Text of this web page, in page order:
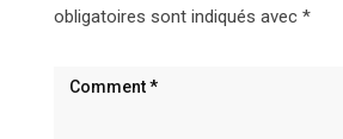
obligatoires sont indiqués avec *